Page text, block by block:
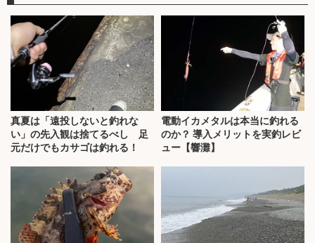
真夏は「遠投しないと釣れな
い」の先入観は捨てるべし 足
元だけでもカサゴは釣れる！
電動イカメタルは本当に釣れる
のか？ 導入メリットを実釣レビ
ュー【響灘】